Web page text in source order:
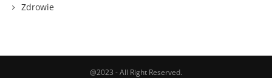
Zdrowie
@2023 - All Right Reserved.